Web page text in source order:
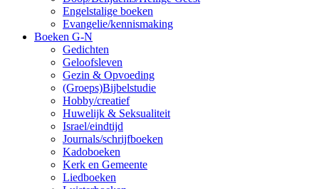
Engelstalige boeken
Evangelie/kennismaking
Boeken G-N
Gedichten
Geloofsleven
Gezin & Opvoeding
(Groeps)Bijbelstudie
Hobby/creatief
Huwelijk & Seksualiteit
Israel/eindtijd
Journals/schrijfboeken
Kadoboeken
Kerk en Gemeente
Liedboeken